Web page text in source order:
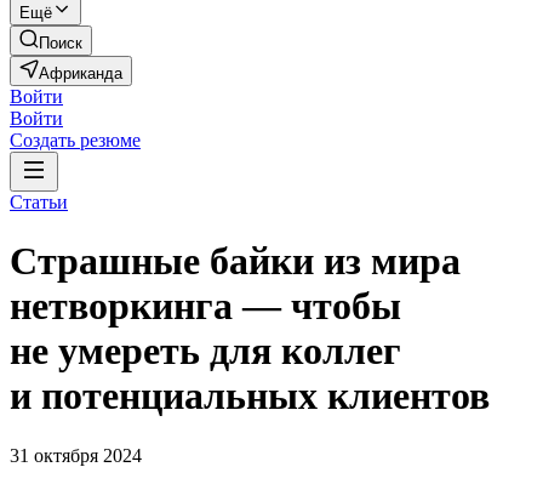
Ещё
Поиск
Африканда
Войти
Войти
Создать резюме
Статьи
Страшные байки из мира
нетворкинга — чтобы
не умереть для коллег
и потенциальных клиентов
31 октября 2024